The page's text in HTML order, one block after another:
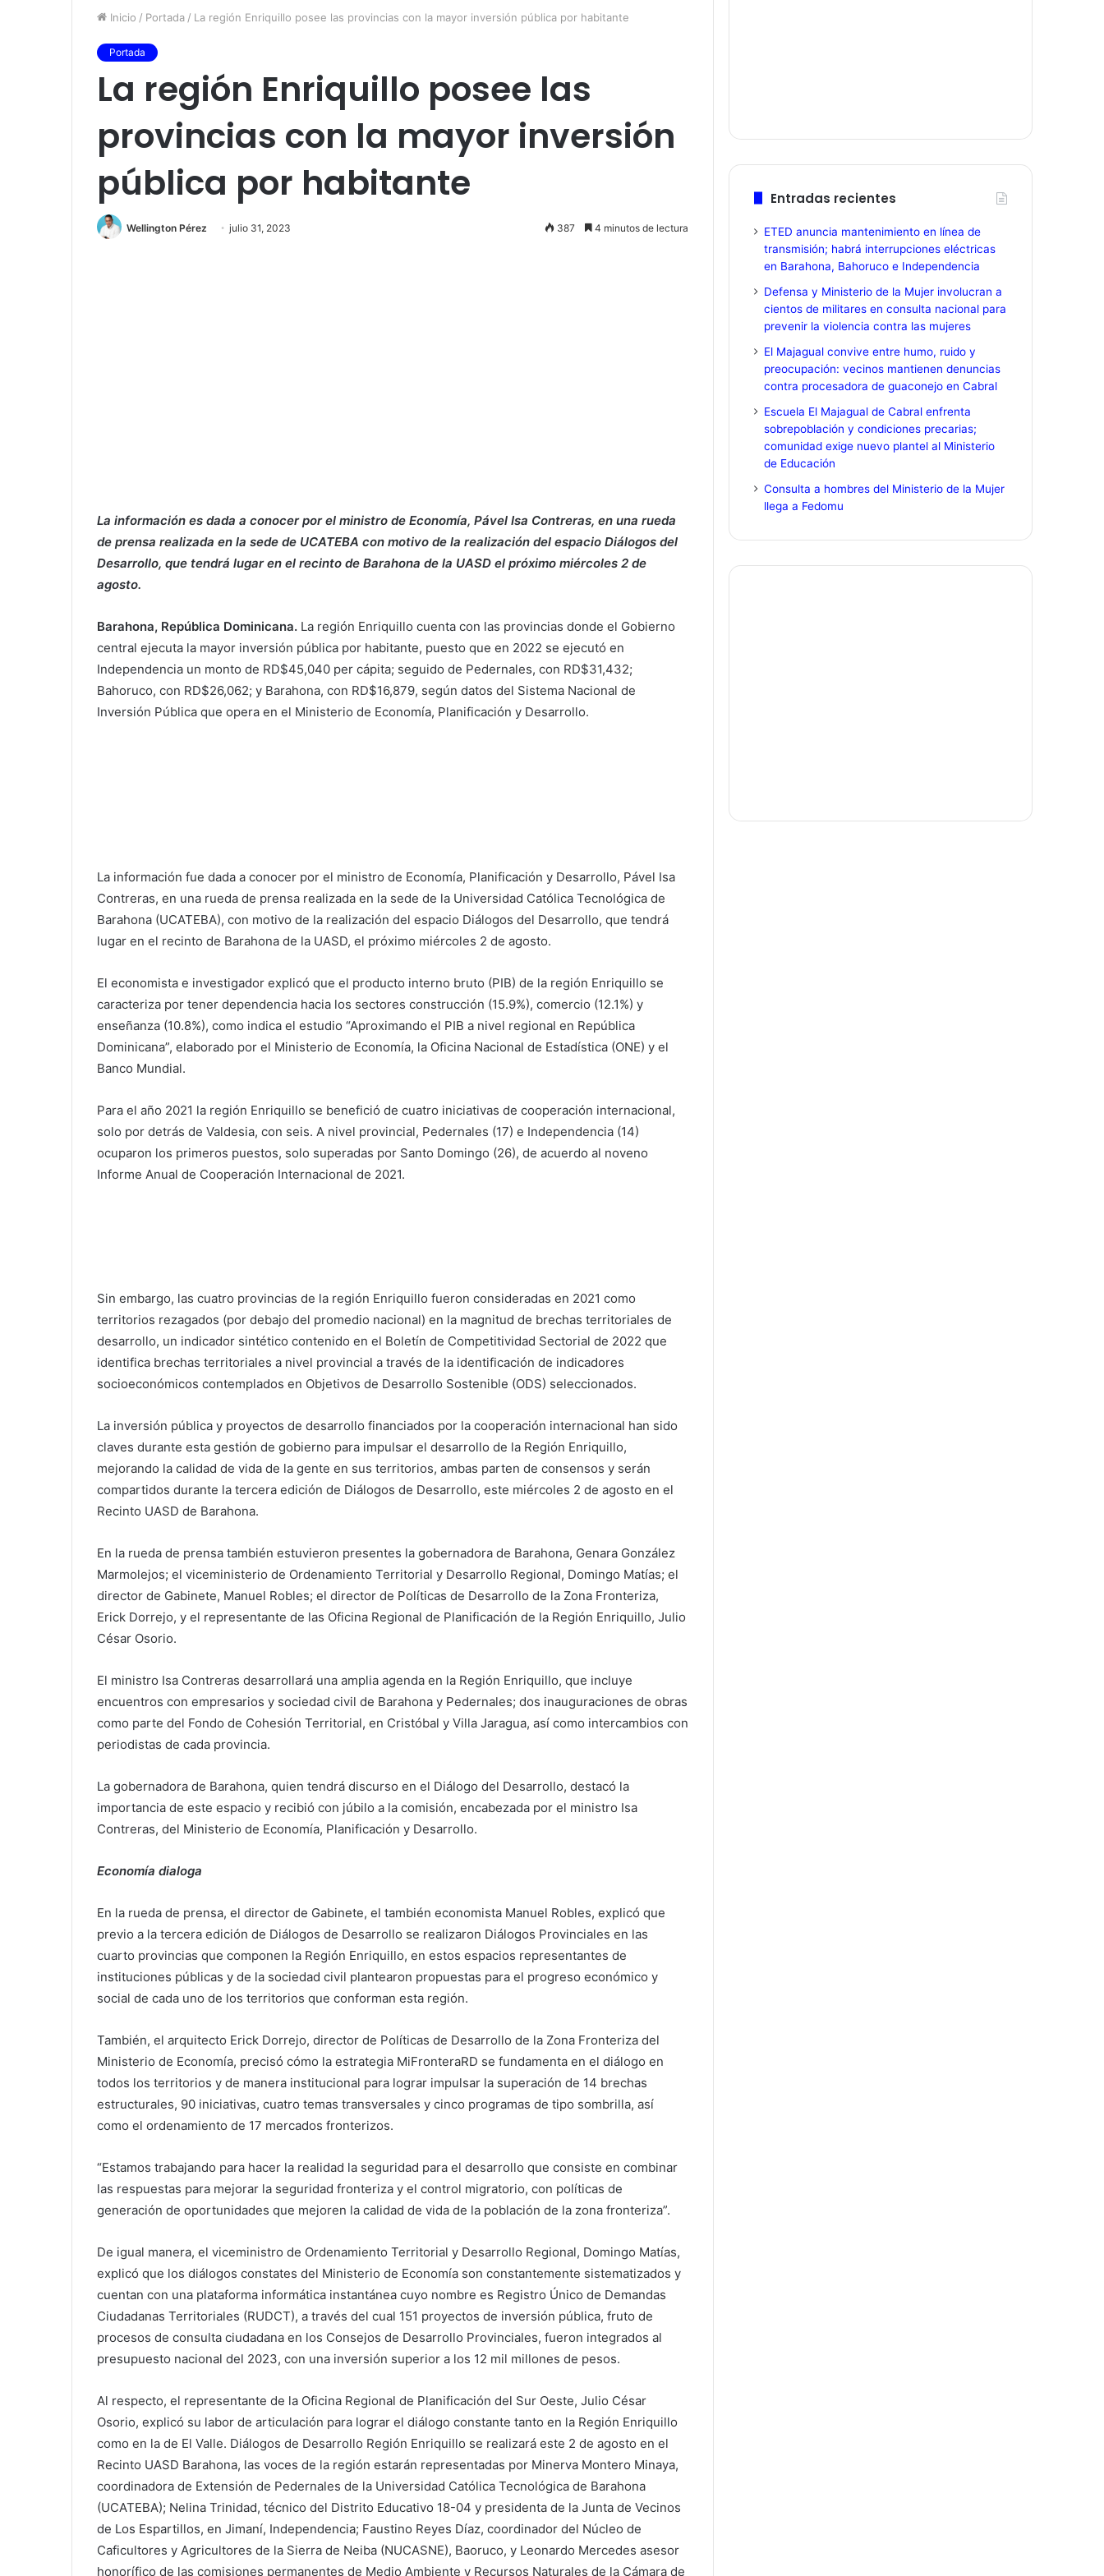
Inicio / Portada / La región Enriquillo posee las provincias con la mayor inversión pública por habitante
Portada
La región Enriquillo posee las
provincias con la mayor inversión
pública por habitante
Wellington Pérez julio 31, 2023 387 4 minutos de lectura
La información es dada a conocer por el ministro de Economía, Pável Isa Contreras, en una rueda
de prensa realizada en la sede de UCATEBA con motivo de la realización del espacio Diálogos del
Desarrollo, que tendrá lugar en el recinto de Barahona de la UASD el próximo miércoles 2 de
agosto.
Barahona, República Dominicana. La región Enriquillo cuenta con las provincias donde el Gobierno
central ejecuta la mayor inversión pública por habitante, puesto que en 2022 se ejecutó en
Independencia un monto de RD$45,040 per cápita; seguido de Pedernales, con RD$31,432;
Bahoruco, con RD$26,062; y Barahona, con RD$16,879, según datos del Sistema Nacional de
Inversión Pública que opera en el Ministerio de Economía, Planificación y Desarrollo.
La información fue dada a conocer por el ministro de Economía, Planificación y Desarrollo, Pável Isa
Contreras, en una rueda de prensa realizada en la sede de la Universidad Católica Tecnológica de
Barahona (UCATEBA), con motivo de la realización del espacio Diálogos del Desarrollo, que tendrá
lugar en el recinto de Barahona de la UASD, el próximo miércoles 2 de agosto.
El economista e investigador explicó que el producto interno bruto (PIB) de la región Enriquillo se
caracteriza por tener dependencia hacia los sectores construcción (15.9%), comercio (12.1%) y
enseñanza (10.8%), como indica el estudio “Aproximando el PIB a nivel regional en República
Dominicana”, elaborado por el Ministerio de Economía, la Oficina Nacional de Estadística (ONE) y el
Banco Mundial.
Para el año 2021 la región Enriquillo se benefició de cuatro iniciativas de cooperación internacional,
solo por detrás de Valdesia, con seis. A nivel provincial, Pedernales (17) e Independencia (14)
ocuparon los primeros puestos, solo superadas por Santo Domingo (26), de acuerdo al noveno
Informe Anual de Cooperación Internacional de 2021.
Sin embargo, las cuatro provincias de la región Enriquillo fueron consideradas en 2021 como
territorios rezagados (por debajo del promedio nacional) en la magnitud de brechas territoriales de
desarrollo, un indicador sintético contenido en el Boletín de Competitividad Sectorial de 2022 que
identifica brechas territoriales a nivel provincial a través de la identificación de indicadores
socioeconómicos contemplados en Objetivos de Desarrollo Sostenible (ODS) seleccionados.
La inversión pública y proyectos de desarrollo financiados por la cooperación internacional han sido
claves durante esta gestión de gobierno para impulsar el desarrollo de la Región Enriquillo,
mejorando la calidad de vida de la gente en sus territorios, ambas parten de consensos y serán
compartidos durante la tercera edición de Diálogos de Desarrollo, este miércoles 2 de agosto en el
Recinto UASD de Barahona.
En la rueda de prensa también estuvieron presentes la gobernadora de Barahona, Genara González
Marmolejos; el viceministerio de Ordenamiento Territorial y Desarrollo Regional, Domingo Matías; el
director de Gabinete, Manuel Robles; el director de Políticas de Desarrollo de la Zona Fronteriza,
Erick Dorrejo, y el representante de las Oficina Regional de Planificación de la Región Enriquillo, Julio
César Osorio.
El ministro Isa Contreras desarrollará una amplia agenda en la Región Enriquillo, que incluye
encuentros con empresarios y sociedad civil de Barahona y Pedernales; dos inauguraciones de obras
como parte del Fondo de Cohesión Territorial, en Cristóbal y Villa Jaragua, así como intercambios con
periodistas de cada provincia.
La gobernadora de Barahona, quien tendrá discurso en el Diálogo del Desarrollo, destacó la
importancia de este espacio y recibió con júbilo a la comisión, encabezada por el ministro Isa
Contreras, del Ministerio de Economía, Planificación y Desarrollo.
Economía dialoga
En la rueda de prensa, el director de Gabinete, el también economista Manuel Robles, explicó que
previo a la tercera edición de Diálogos de Desarrollo se realizaron Diálogos Provinciales en las
cuarto provincias que componen la Región Enriquillo, en estos espacios representantes de
instituciones públicas y de la sociedad civil plantearon propuestas para el progreso económico y
social de cada uno de los territorios que conforman esta región.
También, el arquitecto Erick Dorrejo, director de Políticas de Desarrollo de la Zona Fronteriza del
Ministerio de Economía, precisó cómo la estrategia MiFronteraRD se fundamenta en el diálogo en
todos los territorios y de manera institucional para lograr impulsar la superación de 14 brechas
estructurales, 90 iniciativas, cuatro temas transversales y cinco programas de tipo sombrilla, así
como el ordenamiento de 17 mercados fronterizos.
“Estamos trabajando para hacer la realidad la seguridad para el desarrollo que consiste en combinar
las respuestas para mejorar la seguridad fronteriza y el control migratorio, con políticas de
generación de oportunidades que mejoren la calidad de vida de la población de la zona fronteriza”.
De igual manera, el viceministro de Ordenamiento Territorial y Desarrollo Regional, Domingo Matías,
explicó que los diálogos constates del Ministerio de Economía son constantemente sistematizados y
cuentan con una plataforma informática instantánea cuyo nombre es Registro Único de Demandas
Ciudadanas Territoriales (RUDCT), a través del cual 151 proyectos de inversión pública, fruto de
procesos de consulta ciudadana en los Consejos de Desarrollo Provinciales, fueron integrados al
presupuesto nacional del 2023, con una inversión superior a los 12 mil millones de pesos.
Al respecto, el representante de la Oficina Regional de Planificación del Sur Oeste, Julio César
Osorio, explicó su labor de articulación para lograr el diálogo constante tanto en la Región Enriquillo
como en la de El Valle. Diálogos de Desarrollo Región Enriquillo se realizará este 2 de agosto en el
Recinto UASD Barahona, las voces de la región estarán representadas por Minerva Montero Minaya,
coordinadora de Extensión de Pedernales de la Universidad Católica Tecnológica de Barahona
(UCATEBA); Nelina Trinidad, técnico del Distrito Educativo 18-04 y presidenta de la Junta de Vecinos
de Los Espartillos, en Jimaní, Independencia; Faustino Reyes Díaz, coordinador del Núcleo de
Caficultores y Agricultores de la Sierra de Neiba (NUCASNE), Baoruco, y Leonardo Mercedes asesor
honorífico de las comisiones permanentes de Medio Ambiente y Recursos Naturales de la Cámara de
Entradas recientes
ETED anuncia mantenimiento en línea de
transmisión; habrá interrupciones eléctricas
en Barahona, Bahoruco e Independencia
Defensa y Ministerio de la Mujer involucran a
cientos de militares en consulta nacional para
prevenir la violencia contra las mujeres
El Majagual convive entre humo, ruido y
preocupación: vecinos mantienen denuncias
contra procesadora de guaconejo en Cabral
Escuela El Majagual de Cabral enfrenta
sobrepoblación y condiciones precarias;
comunidad exige nuevo plantel al Ministerio
de Educación
Consulta a hombres del Ministerio de la Mujer
llega a Fedomu